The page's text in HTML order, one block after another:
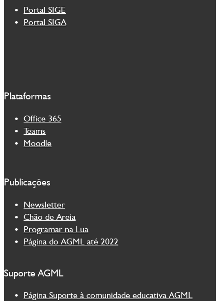
Portal SIGE
Portal SIGA
Plataformas
Office 365
Teams
Moodle
Publicações
Newsletter
Chão de Areia
Programar na Lua
Página do AGML até 2022
Suporte AGML
Página Suporte à comunidade educativa AGML